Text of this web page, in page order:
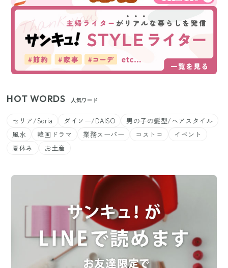
HOT WORDS 人気ワード
セリア/Seria ダイソー/DAISO
男の子の髪型/ヘアスタイル
風水
韓国ドラマ 業務スーパー コストコ
イベント
夏休み
お土産